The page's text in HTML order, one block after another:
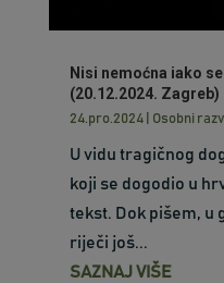
Nisi nemoćna iako
(20.12.2024. Zagreb)
24.pro.2024| Osobni
U vidu tragičnog
koji se dogodio u
tekst. Dok pišem, u
riječi još...
SAZNAJ VIŠE